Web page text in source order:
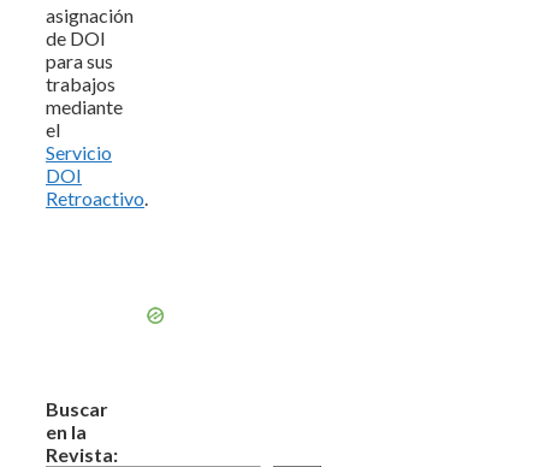
asignación
de DOI
para sus
trabajos
mediante
el
Servicio
DOI
Retroactivo.
Buscar
en la
Revista: